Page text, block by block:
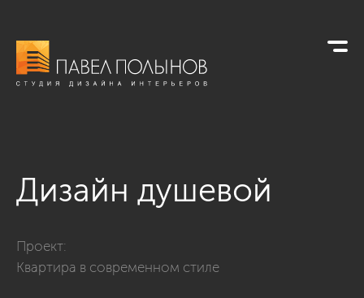
Дизайн душевой
Проект:
Квартира в современном стиле